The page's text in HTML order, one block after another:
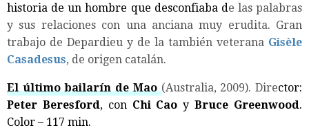
historia de un hombre que desconfiaba de las palabras
y sus relaciones con una anciana muy erudita. Gran
trabajo de Depardieu y de la también veterana Gisèle
Casadesus, de origen catalán.
El último bailarín de Mao (Australia, 2009). Director:
Peter Beresford, con Chi CaoyBruce Greenwood.
Color – 117 min.